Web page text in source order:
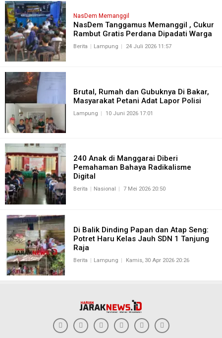
NasDem Memanggil
NasDem Tanggamus Memanggil , Cukur
Rambut Gratis Perdana Dipadati Warga
Berita Lampung 24 Juli 2026 11:57
Brutal, Rumah dan Gubuknya Di Bakar,
Masyarakat Petani Adat Lapor Polisi
Lampung 10 Juni 2026 17:01
240 Anak di Manggarai Diberi
Pemahaman Bahaya Radikalisme
Digital
Berita Nasional 7 Mei 2026 20:50
Di Balik Dinding Papan dan Atap Seng:
Potret Haru Kelas Jauh SDN 1 Tanjung
Raja
Berita Lampung Kamis, 30 Apr 2026 20:26